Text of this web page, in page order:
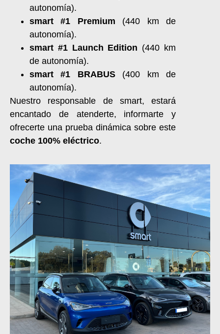
autonomía).
smart #1 Premium (440 km de
autonomía).
smart #1 Launch Edition (440 km
de autonomía).
smart #1 BRABUS(400 km de
autonomía).
Nuestro responsable de smart, estará
encantado de atenderte, informarte y
ofrecerte una prueba dinámica sobre este
coche 100% eléctrico.